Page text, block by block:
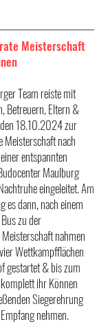
Meisterschaft
Team reiste mit
Betreuern, Eltern &
18.10.2024zur
Meisterschaft nach
entspannten
Maulburg
eingeleitet. Am
es dann, nach einem
zu der
nahmen
Wettkampfflächen
gestartet & bis zum
ihr Können
Siegerehrung
nehmen.